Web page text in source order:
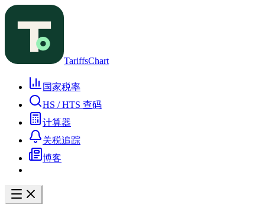
TariffsChart
国家税率
HS / HTS 查码
计算器
关税追踪
博客